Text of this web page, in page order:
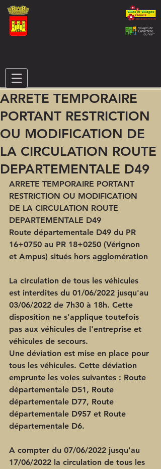
ARRETE TEMPORAIRE
PORTANT RESTRICTION
OU MODIFICATION DE
LA CIRCULATION ROUTE
DEPARTEMENTALE D49
ARRETE TEMPORAIRE PORTANT
RESTRICTION OU MODIFICATION
DE LA CIRCULATION ROUTE
DEPARTEMENTALE D49
Route départementale D49 du PR
16+0750 au PR 18+0250 (Vérignon
et Ampus) situés hors agglomération
La circulation de tous les véhicules
est interdites du 01/06/2022 jusqu'au
03/06/2022 de 7h30 à 18h. Cette
disposition ne s'applique toutefois
pas aux véhicules de l'entreprise et
véhicules de secours.
Une déviation est mise en place pour
tous les véhicules. Cette déviation
emprunte les voies suivantes : Route
départementale D51, Route
départementale D77, Route
départementale D957 et Route
départementale D6.
A compter du 07/06/2022 jusqu'au
17/06/2022 la circulation de tous les